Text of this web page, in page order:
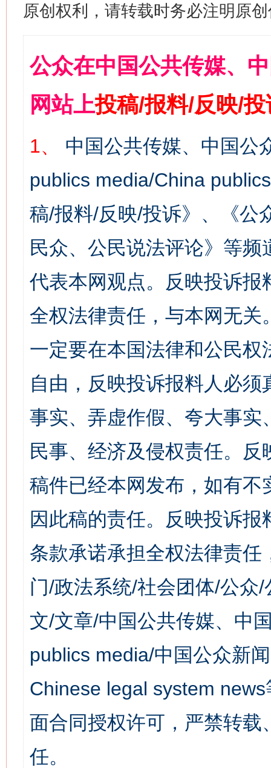
原创权利，请转载时务必注明原
公众在中国公共传媒、
网站上投稿/报料/反映/
1、
中国公共传媒、中国公
publics media/China
稿/报料/反映/投诉》、《公
民众、公民说法评论》等
代表本网观点。反映投诉
全权法律责任，与本网无
一定要在本国法律和公民
自由，反映投诉报料人必
事实、弄虚作假、夸大事
民事、经济及侵权责任。
稿件已经本网发布，如有
因此稿的责任。反映投诉
条款承诺承担全权法律责
门/政法系统/社会团体/公众
文/文章/中国公共传媒、中
publics media/中国公众新
Chinese legal system
面合同授权许可，严禁转
任。